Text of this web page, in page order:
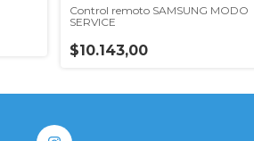
Control remoto SAMSUNG MODO
SERVICE
$10.143,00